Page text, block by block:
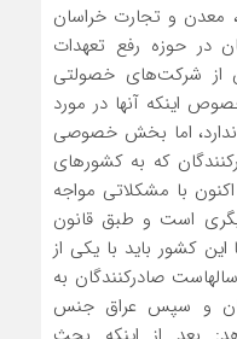
و تجارت خراسان
در حوزه رفع تعهدات
از شرکت‌های خصولتی
اینکه آنها در مورد
اما بخش خصوصی
که به کشورهای
با مشکلاتی مواجه
است و طبق قانون
این کشور باید با یکی از
صادرکنندگان به
و سپس عراق جنس